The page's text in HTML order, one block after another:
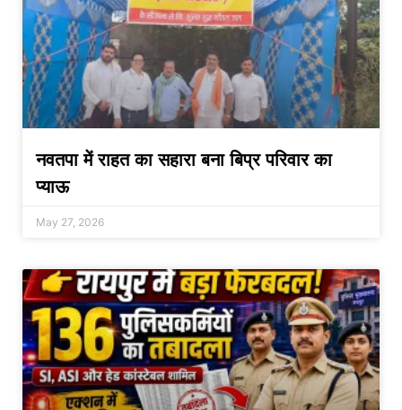
नवतपा में राहत का सहारा बना बिप्र परिवार का
प्याऊ
May 27, 2026